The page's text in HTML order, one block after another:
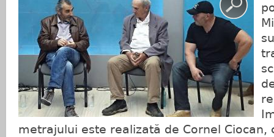
metrajului este realizată de Cornel Ciocan,